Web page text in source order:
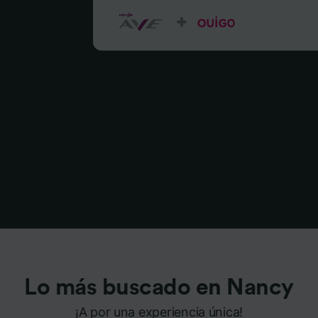
Lo más buscado en Nancy
¡A por una experiencia única!